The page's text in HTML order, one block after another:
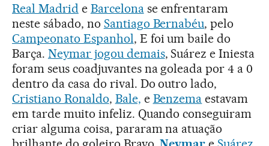
Real Madrid e Barcelonase enfrentaram
neste sábado, no Santiago Bernabéu, pelo
Campeonato Espanhol, E foi um baile do
Barça. Neymar jogou demais, Suárez e Iniesta
foram seus coadjuvantes na goleada por 4 a 0
dentro da casa do rival. Do outro lado,
Cristiano Ronaldo, Bale, e Benzema estavam
em tarde muito infeliz. Quando conseguiram
criar alguma coisa, pararam na atuação